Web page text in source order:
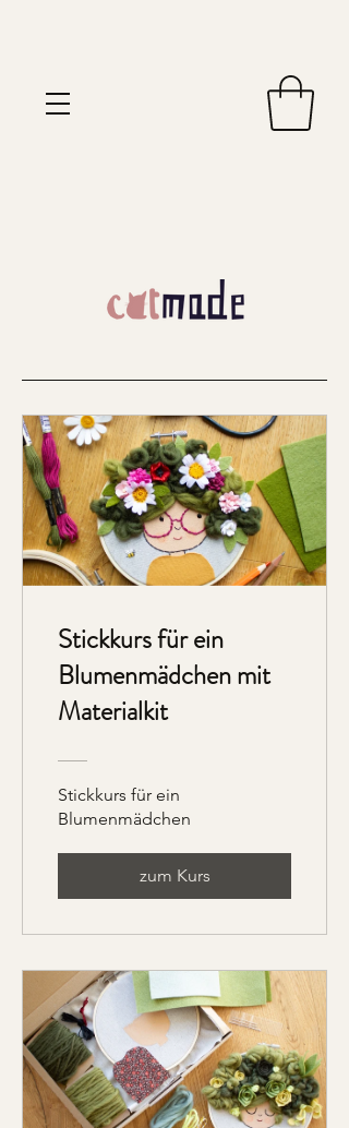
Stickkurs für ein
Blumenmädchen mit
Materialkit
Stickkurs für ein
Blumenmädchen
zum Kurs